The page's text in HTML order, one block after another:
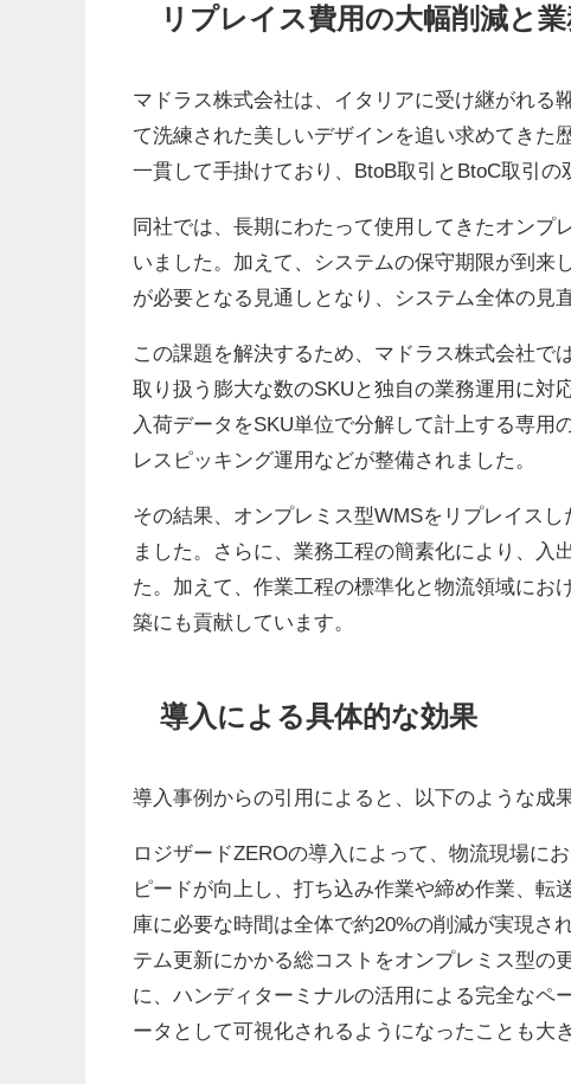
リプレイス費用の大幅削減と
マドラス株式会社は、イタリアに受け継がれる
て洗練された美しいデザインを追い求めてきた
一貫して手掛けており、BtoB取引とBtoC取引の
同社では、長期にわたって使用してきたオンプ
いました。加えて、システムの保守期限が到来
が必要となる見通しとなり、システム全体の見
この課題を解決するため、マドラス株式会社で
取り扱う膨大な数のSKUと独自の業務運用に対
入荷データをSKU単位で分解して計上する専
レスピッキング運用などが整備されました。
その結果、オンプレミス型WMSをリプレイス
ました。さらに、業務工程の簡素化により、入
た。加えて、作業工程の標準化と物流領域にお
築にも貢献しています。
導入による具体的な効果
導入事例からの引用によると、以下のような成
ロジザードZEROの導入によって、物流現場に
ピードが向上し、打ち込み作業や締め作業、転
庫に必要な時間は全体で約20%の削減が実現さ
テム更新にかかる総コストをオンプレミス型の
に、ハンディターミナルの活用による完全なペ
ータとして可視化されるようになったことも大